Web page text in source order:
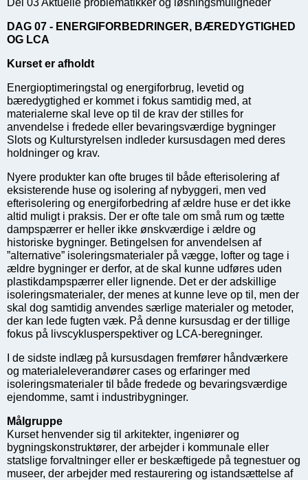
Del 03 Aktuelle problematikker og løsningsmuligheder
DAG 07 - ENERGIFORBEDRINGER, BÆREDYGTIGHED
OG LCA
Kurset er afholdt
Energioptimeringstal og energiforbrug, levetid og
bæredygtighed er kommet i fokus samtidig med, at
materialerne skal leve op til de krav der stilles for
anvendelse i fredede eller bevaringsværdige bygninger
Slots og Kulturstyrelsen indleder kursusdagen med deres
holdninger og krav.
Nyere produkter kan ofte bruges til både efterisolering af
eksisterende huse og isolering af nybyggeri, men ved
efterisolering og energiforbedring af ældre huse er det ikke
altid muligt i praksis. Der er ofte tale om små rum og tætte
dampspærrer er heller ikke ønskværdige i ældre og
historiske bygninger. Betingelsen for anvendelsen af
”alternative” isoleringsmaterialer på vægge, lofter og tage i
ældre bygninger er derfor, at de skal kunne udføres uden
plastikdampspærrer eller lignende. Det er der adskillige
isoleringsmaterialer, der menes at kunne leve op til, men der
skal dog samtidig anvendes særlige materialer og metoder,
der kan lede fugten væk. På denne kursusdag er der tillige
fokus på livscyklusperspektiver og LCA-beregninger.
I de sidste indlæg på kursusdagen fremfører håndværkere
og materialeleverandører cases og erfaringer med
isoleringsmaterialer til både fredede og bevaringsværdige
ejendomme, samt i industribygninger.
Målgruppe
Kurset henvender sig til arkitekter, ingeniører og
bygningskonstruktører, der arbejder i kommunale eller
statslige forvaltninger eller er beskæftigede på tegnestuer og
museer, der arbejder med restaurering og istandsættelse af